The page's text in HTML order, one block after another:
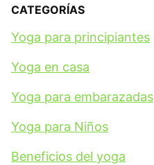
CATEGORÍAS
Yoga para principiantes
Yoga en casa
Yoga para embarazadas
Yoga para Niños
Beneficios del yoga